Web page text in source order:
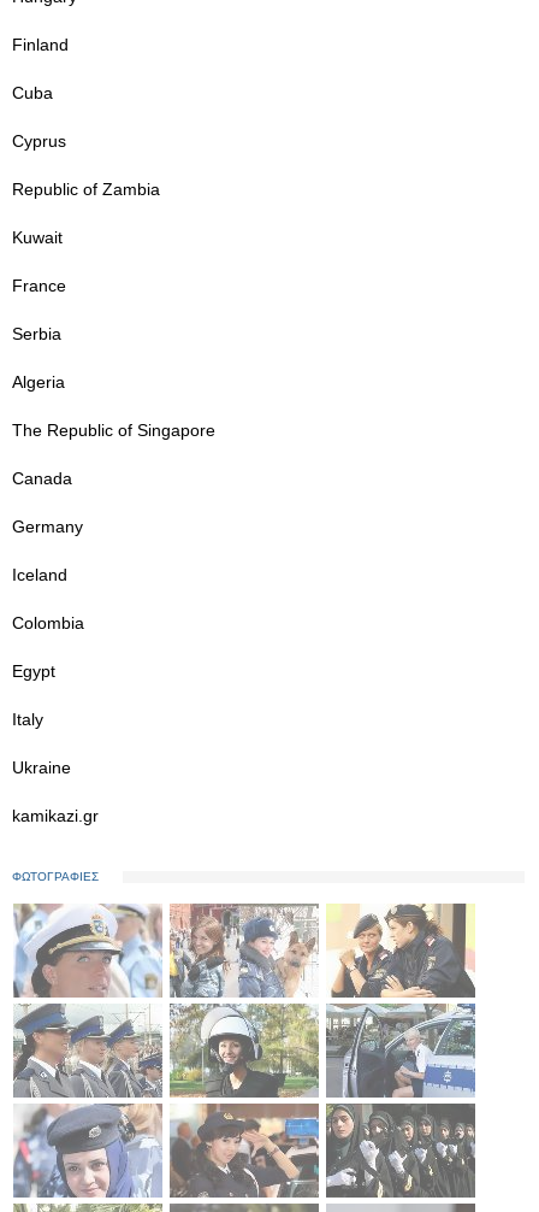
Finland
Cuba
Cyprus
Republic of Zambia
Kuwait
France
Serbia
Algeria
The Republic of Singapore
Canada
Germany
Iceland
Colombia
Egypt
Italy
Ukraine
kamikazi.gr
ΦΩΤΟΓΡΑΦΙΕΣ